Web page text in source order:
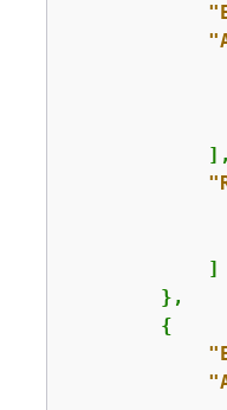
            ],
            ]
        },
{